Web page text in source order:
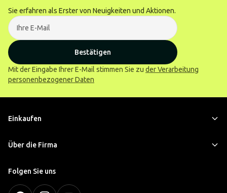
Sie erfahren als Erster von Neuigkeiten und Aktionen.
Bestätigen
Mit der Eingabe Ihrer E-Mail stimmen Sie zu der Verarbeitung
personenbezogener Daten
Einkaufen
Über die Firma
Folgen Sie uns